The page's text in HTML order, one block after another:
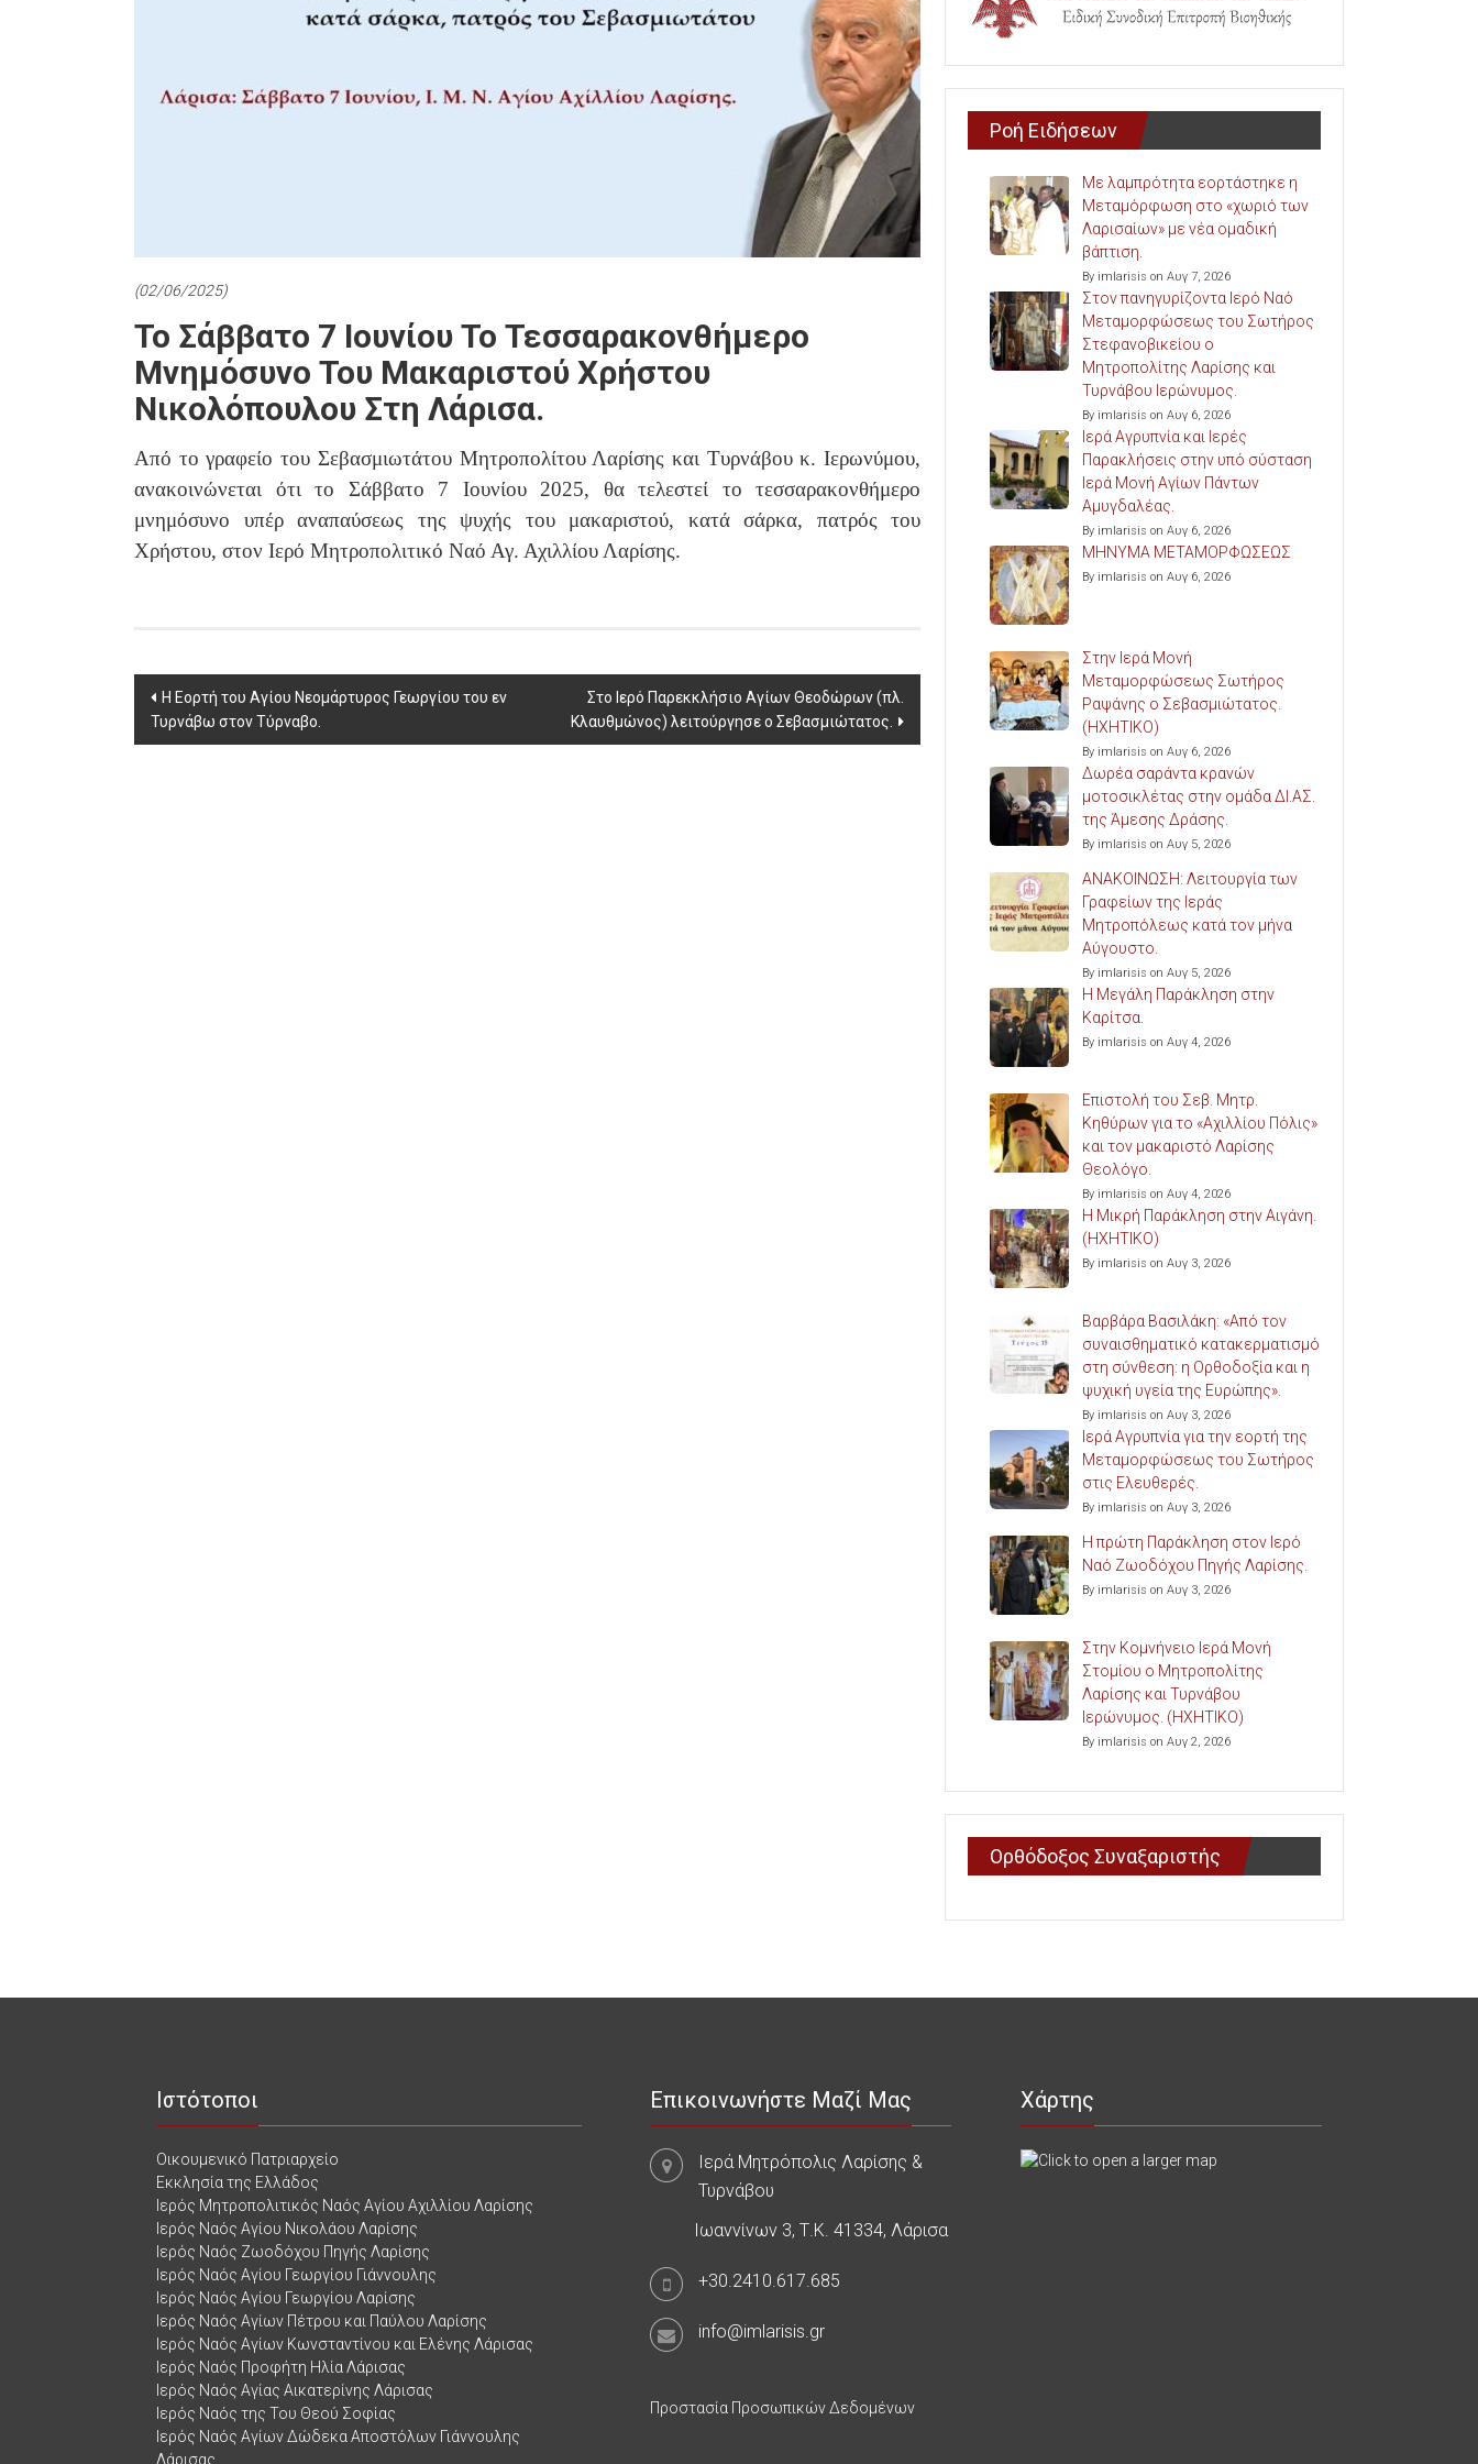
(02/06/2025)
Το Σάββατο 7 Ιουνίου Το Τεσσαρακονθήμερο
Μνημόσυνο Του Μακαριστού Χρήστου
Νικολόπουλου Στη Λάρισα.
Από το γραφείο του Σεβασμιωτάτου Μητροπολίτου Λαρίσης και Τυρνάβου κ. Ιερωνύμου,
ανακοινώνεται ότι το Σάββατο 7 Ιουνίου 2025, θα τελεστεί το τεσσαρακονθήμερο
μνημόσυνο υπέρ αναπαύσεως της ψυχής του μακαριστού, κατά σάρκα, πατρός του
Χρήστου, στον Ιερό Μητροπολιτικό Ναό Αγ. Αχιλλίου Λαρίσης.
Post
navigation
Η Εορτή του Αγίου Νεομάρτυρος Γεωργίου του εν
Τυρνάβω στον Τύρναβο.
Στο Ιερό Παρεκκλήσιο Αγίων Θεοδώρων (πλ.
Κλαυθμώνος) λειτούργησε ο Σεβασμιώτατος.
Ροή Ειδήσεων
Με λαμπρότητα εορτάστηκε η
Μεταμόρφωση στο «χωριό των
Λαρισαίων» με νέα ομαδική
βάπτιση.
By imlarisis on Αυγ 7, 2026
Στον πανηγυρίζοντα Ιερό Ναό
Μεταμορφώσεως του Σωτήρος
Στεφανοβικείου ο
Μητροπολίτης Λαρίσης και
Τυρνάβου Ιερώνυμος.
By imlarisis on Αυγ 6, 2026
Ιερά Αγρυπνία και Ιερές
Παρακλήσεις στην υπό σύσταση
Ιερά Μονή Αγίων Πάντων
Αμυγδαλέας.
By imlarisis on Αυγ 6, 2026
ΜΗΝΥΜΑ ΜΕΤΑΜΟΡΦΩΣΕΩΣ
By imlarisis on Αυγ 6, 2026
Στην Ιερά Μονή
Μεταμορφώσεως Σωτήρος
Ραψάνης ο Σεβασμιώτατος.
(ΗΧΗΤΙΚΟ)
By imlarisis on Αυγ 6, 2026
Δωρέα σαράντα κρανών
μοτοσικλέτας στην ομάδα ΔΙ.ΑΣ.
της Άμεσης Δράσης.
By imlarisis on Αυγ 5, 2026
ΑΝΑΚΟΙΝΩΣΗ: Λειτουργία των
Γραφείων της Ιεράς
Μητροπόλεως κατά τον μήνα
Αύγουστο.
By imlarisis on Αυγ 5, 2026
Η Μεγάλη Παράκληση στην
Καρίτσα.
By imlarisis on Αυγ 4, 2026
Επιστολή του Σεβ. Μητρ.
Κηθύρων για το «Αχιλλίου Πόλις»
και τον μακαριστό Λαρίσης
Θεολόγο.
By imlarisis on Αυγ 4, 2026
Η Μικρή Παράκληση στην Αιγάνη.
(ΗΧΗΤΙΚΟ)
By imlarisis on Αυγ 3, 2026
Βαρβάρα Βασιλάκη: «Από τον
συναισθηματικό κατακερματισμό
στη σύνθεση: η Ορθοδοξία και η
ψυχική υγεία της Ευρώπης».
By imlarisis on Αυγ 3, 2026
Ιερά Αγρυπνία για την εορτή της
Μεταμορφώσεως του Σωτήρος
στις Ελευθερές.
By imlarisis on Αυγ 3, 2026
Η πρώτη Παράκληση στον Ιερό
Ναό Ζωοδόχου Πηγής Λαρίσης.
By imlarisis on Αυγ 3, 2026
Στην Κομνήνειο Ιερά Μονή
Στομίου ο Μητροπολίτης
Λαρίσης και Τυρνάβου
Ιερώνυμος. (ΗΧΗΤΙΚΟ)
By imlarisis on Αυγ 2, 2026
Ορθόδοξος Συναξαριστής
Ιστότοποι
Οικουμενικό Πατριαρχείο
Εκκλησία της Ελλάδος
Ιερός Μητροπολιτικός Ναός Αγίου Αχιλλίου Λαρίσης
Ιερός Ναός Αγίου Νικολάου Λαρίσης
Ιερός Ναός Ζωοδόχου Πηγής Λαρίσης
Ιερός Ναός Αγίου Γεωργίου Γιάννουλης
Ιερός Ναός Αγίου Γεωργίου Λαρίσης
Ιερός Ναός Αγίων Πέτρου και Παύλου Λαρίσης
Ιερός Ναός Αγίων Κωνσταντίνου και Ελένης Λάρισας
Ιερός Ναός Προφήτη Ηλία Λάρισας
Ιερός Ναός Αγίας Αικατερίνης Λάρισας
Ιερός Ναός της Του Θεού Σοφίας
Ιερός Ναός Αγίων Δώδεκα Αποστόλων Γιάννουλης
Λάρισας
Επικοινωνήστε Μαζί Μας
Ιερά Μητρόπολις Λαρίσης &
Τυρνάβου
Ιωαννίνων 3, Τ.Κ. 41334, Λάρισα
+30.2410.617.685
info@imlarisis.gr
Προστασία Προσωπικών Δεδομένων
Χάρτης